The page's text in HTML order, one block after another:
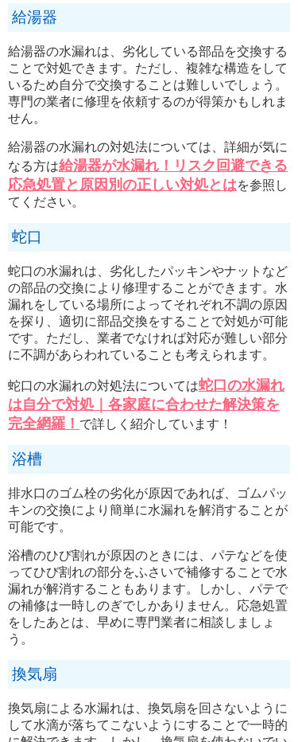
給湯器
給湯器の水漏れは、劣化している部品を交換する
ことで対処できます。ただし、複雑な構造をして
いるため自分で交換することは難しいでしょう。
専門の業者に修理を依頼するのが得策かもしれま
せん。
給湯器の水漏れの対処法については、詳細が気に
なる方は給湯器が水漏れ！リスク回避できる
応急処置と原因別の正しい対処とはを参照し
てください。
蛇口
蛇口の水漏れは、劣化したパッキンやナットなど
の部品の交換により修理することができます。水
漏れをしている場所によってそれぞれ不調の原因
を探り、適切に部品交換をすることで対処が可能
です。ただし、業者でなければ対応が難しい部分
に不調があらわれていることも考えられます。
蛇口の水漏れの対処法については蛇口の水漏れ
は自分で対処｜各家庭に合わせた解決策を
完全網羅！ で詳しく紹介しています！
浴槽
排水口のゴム栓の劣化が原因であれば、ゴムパッ
キンの交換により簡単に水漏れを解消することが
可能です。
浴槽のひび割れが原因のときには、パテなどを使
ってひび割れの部分をふさいで補修することで水
漏れが解消することもあります。しかし、パテで
の補修は一時しのぎでしかありません。応急処置
をしたあとは、早めに専門業者に相談しましょ
う。
換気扇
換気扇による水漏れは、換気扇を回さないように
して水滴が落ちてこないようにすることで一時的